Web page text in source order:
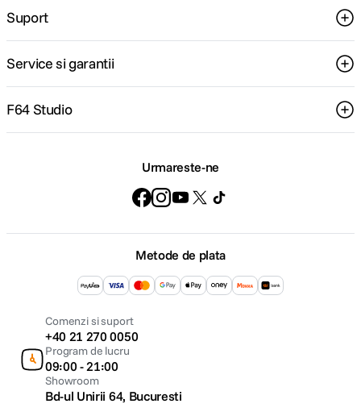
Suport
Service si garantii
F64 Studio
Urmareste-ne
Metode de plata
Comenzi si suport
+40 21 270 0050
Program de lucru
09:00 - 21:00
Showroom
Bd-ul Unirii 64, Bucuresti